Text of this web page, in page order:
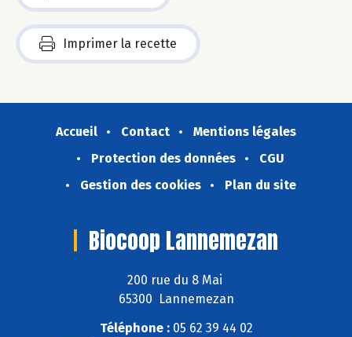
Imprimer la recette
Accueil Contact
Mentions légales
Protection des données
CGU
Gestion des cookies
Plan du site
Biocoop Lannemezan
200 rue du 8 Mai
65300 Lannemezan
Téléphone :05 62 39 44 02